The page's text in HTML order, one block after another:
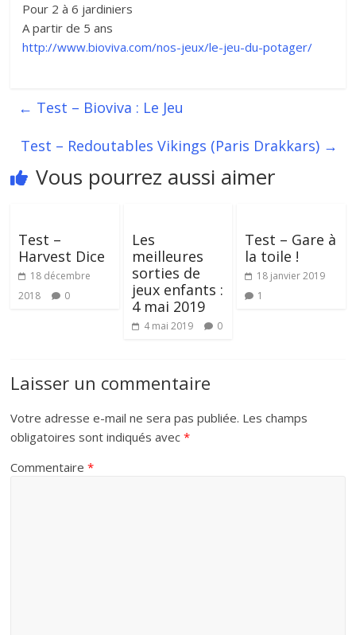
Pour 2 à 6 jardiniers
A partir de 5 ans
http://www.bioviva.com/nos-jeux/le-jeu-du-potager/
← Test – Bioviva : Le Jeu
Test – Redoutables Vikings (Paris Drakkars) →
Vous pourrez aussi aimer
Test –
Harvest Dice
18 décembre
2018
0
Les
meilleures
sorties de
jeux enfants :
4 mai 2019
4 mai 2019 0
Test – Gare à
la toile !
18 janvier 2019
1
Laisser un commentaire
Votre adresse e-mail ne sera pas publiée. Les champs
obligatoires sont indiqués avec*
Commentaire*